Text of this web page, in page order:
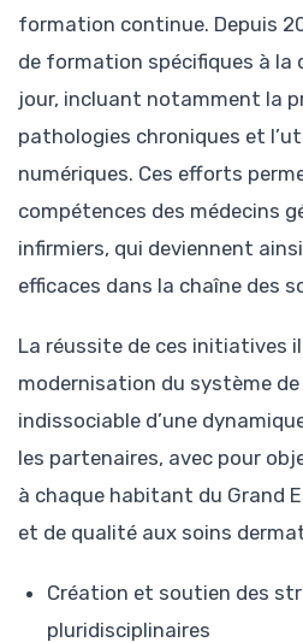
formation continue. Depuis
de formation spécifiques à la
jour, incluant notamment la
pathologies chroniques et
numériques. Ces efforts
compétences des médecins
infirmiers, qui deviennent
efficaces dans la chaîne des
La réussite de ces initiatives
modernisation du système
indissociable d’une
les partenaires, avec pour
à chaque habitant du Grand
et de qualité aux soins
Création et soutien des
pluridisciplinaires